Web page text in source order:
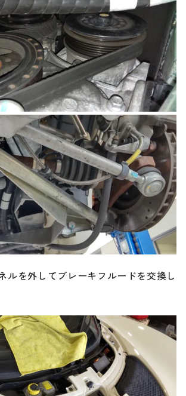
ルを外してブレーキフルードを交換し